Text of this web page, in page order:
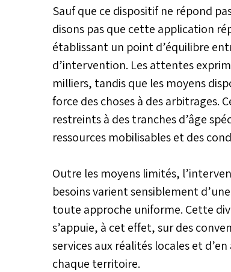
Sauf que ce dispositif ne répond
disons pas que cette application
établissant un point d’équilibre
d’intervention. Les attentes
milliers, tandis que les moyens
force des choses à des arbitrages.
restreints à des tranches d’âge
ressources mobilisables et des
Outre les moyens limités,
besoins varient sensiblement
toute approche uniforme. Cette
s’appuie, à cet effet, sur des
services aux réalités locales et
chaque territoire.